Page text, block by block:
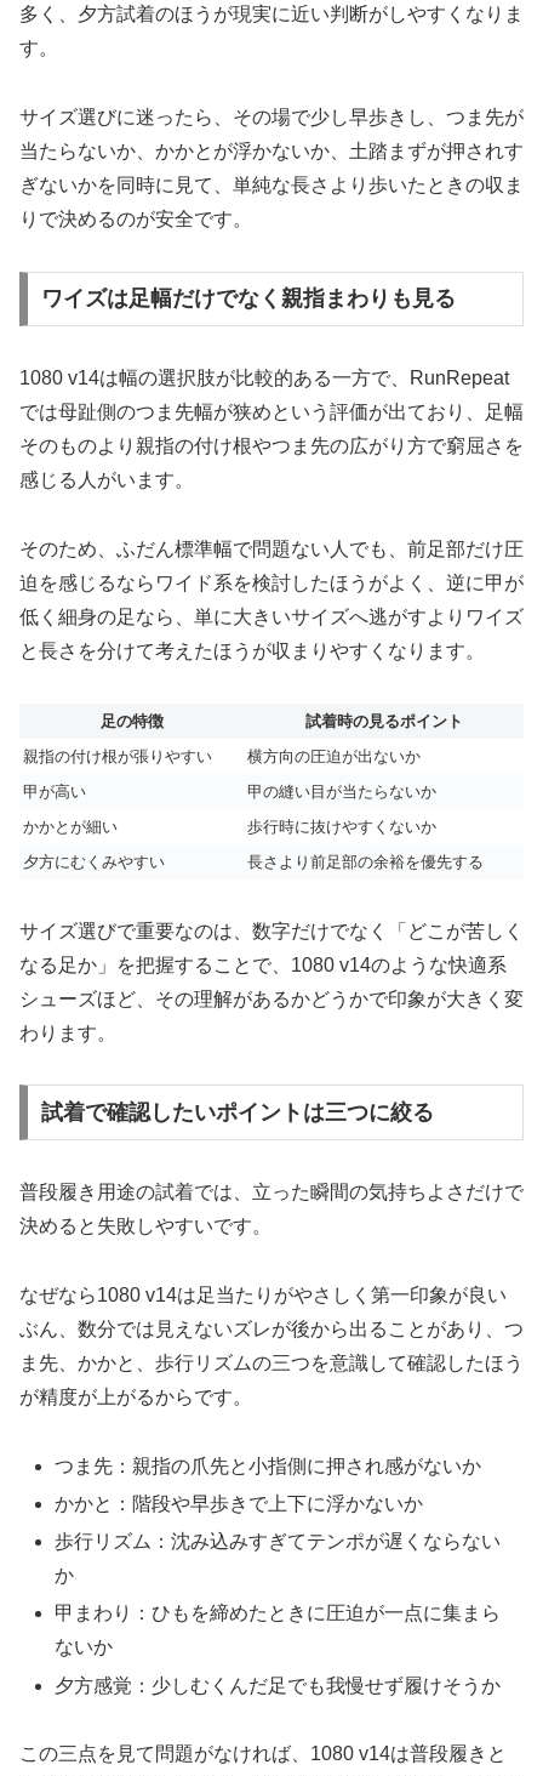
多く、夕方試着のほうが現実に近い判断がしやすくなりま
す。
サイズ選びに迷ったら、その場で少し早歩きし、つま先が
当たらないか、かかとが浮かないか、土踏まずが押されす
ぎないかを同時に見て、単純な長さより歩いたときの収ま
りで決めるのが安全です。
ワイズは足幅だけでなく親指まわりも見る
1080 v14は幅の選択肢が比較的ある一方で、RunRepeat
では母趾側のつま先幅が狭めという評価が出ており、足幅
そのものより親指の付け根やつま先の広がり方で窮屈さを
感じる人がいます。
そのため、ふだん標準幅で問題ない人でも、前足部だけ圧
迫を感じるならワイド系を検討したほうがよく、逆に甲が
低く細身の足なら、単に大きいサイズへ逃がすよりワイズ
と長さを分けて考えたほうが収まりやすくなります。
足の特徴
試着時の見るポイント
親指の付け根が張りやすい
横方向の圧迫が出ないか
甲が高い
甲の縫い目が当たらないか
かかとが細い
歩行時に抜けやすくないか
夕方にむくみやすい
長さより前足部の余裕を優先する
サイズ選びで重要なのは、数字だけでなく「どこが苦しく
なる足か」を把握することで、1080 v14のような快適系
シューズほど、その理解があるかどうかで印象が大きく変
わります。
試着で確認したいポイントは三つに絞る
普段履き用途の試着では、立った瞬間の気持ちよさだけで
決めると失敗しやすいです。
なぜなら1080 v14は足当たりがやさしく第一印象が良い
ぶん、数分では見えないズレが後から出ることがあり、つ
ま先、かかと、歩行リズムの三つを意識して確認したほう
が精度が上がるからです。
つま先：親指の爪先と小指側に押され感がないか
かかと：階段や早歩きで上下に浮かないか
歩行リズム：沈み込みすぎてテンポが遅くならない
か
甲まわり：ひもを締めたときに圧迫が一点に集まら
ないか
夕方感覚：少しむくんだ足でも我慢せず履けそうか
この三点を見て問題がなければ、1080 v14は普段履きと